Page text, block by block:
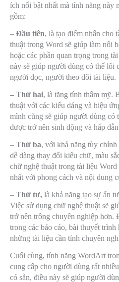
ích nổi bật nhất mà tính năng này
gồm:
– Đầu tiên, là tạo điểm nhấn cho
thuật trong Word sẽ giúp làm nổi
hoặc các phần quan trọng trong
này sẽ giúp người dùng có thể lôi
người đọc, người theo dõi tài liệu.
– Thứ hai, là tăng tính thẩm mỹ.
thuật với các kiểu dáng và hiệu
mình cũng sẽ giúp người dùng có
được trở nên sinh động và hấp
– Thứ ba, với khả năng tùy
dễ dàng thay đổi kiểu chữ, màu
chữ nghệ thuật trong tài liệu
nhất với phong cách và nội dung
– Thứ tư, là khả năng tạo sự ấn
Việc sử dụng chữ nghệ thuật sẽ
trở nên trông chuyên nghiệp hơn.
trong các báo cáo, bài thuyết
những tài liệu cần tính chuyên
Cuối cùng, tính năng WordArt
cung cấp cho người dùng rất
có sẵn, điều này sẽ giúp người